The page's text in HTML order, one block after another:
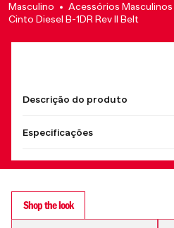
Masculino Acessórios Masculinos
Cinto Diesel B-1DR Rev II Belt
Descrição do produto
Especificações
Shop the look